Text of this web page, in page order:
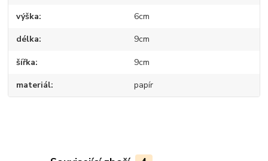
výška 6cm
délka 9cm
šířka 9cm
materiál papír